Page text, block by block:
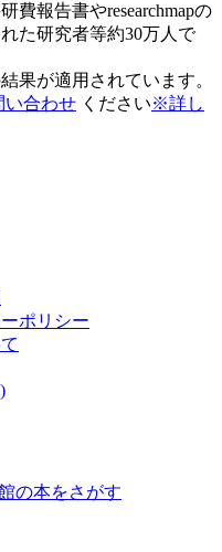
費報告書やresearchmapの
た研究者等約30万人で
果が適用されています。
い合わせ ください※詳し
ポリシー
の本をさがす